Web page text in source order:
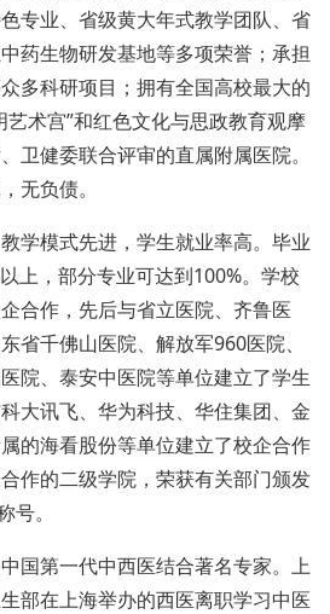
专业、省级黄大年式教学团队、省
药生物研发基地等多项荣誉；承担
多科研项目；拥有全国高校最大的
术宫”和红色文化与思政教育观摩
卫健委联合评审的直属附属医院。
无负债。
学模式先进，学生就业率高。毕业
上，部分专业可达到100%。学校
合作，先后与省立医院、齐鲁医
省千佛山医院、解放军960医院、
院、泰安中医院等单位建立了学生
大讯飞、华为科技、华住集团、金
的海看股份等单位建立了校企合作
作的二级学院，荣获有关部门颁发
号。
国第一代中西医结合著名专家。上
部在上海举办的西医离职学习中医